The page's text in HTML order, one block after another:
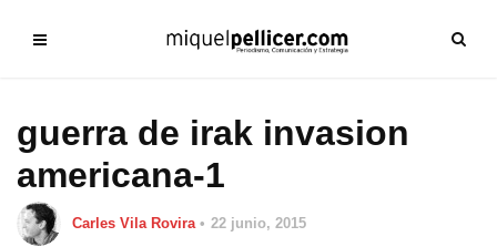
guerra de irak invasion
americana-1
Carles Vila Rovira 22 junio, 2015